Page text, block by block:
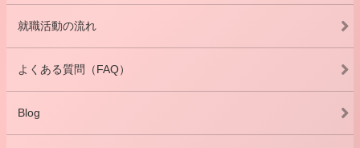
就職活動の流れ
よくある質問（FAQ）
Blog